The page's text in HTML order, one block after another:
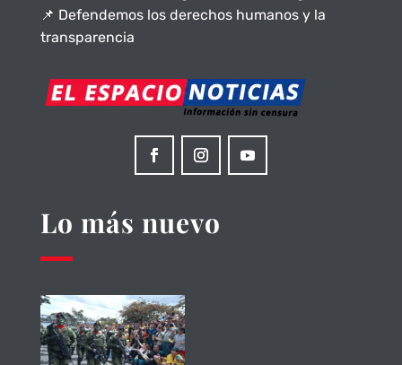
📌 Defendemos los derechos humanos y la
transparencia
Lo más nuevo